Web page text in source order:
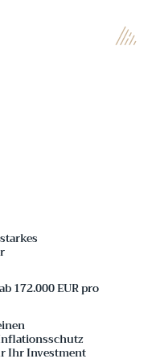
172.000 EUR pro
Ihr Investment